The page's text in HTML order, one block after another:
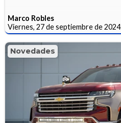
Marco Robles
Viernes, 27 de septiembre de 2024
Novedades